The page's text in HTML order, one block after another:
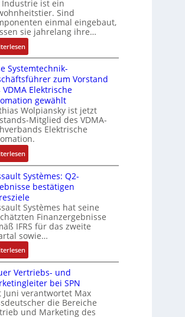
g
r
ä
f
t
e
t
c
h
i
n
e
n
-
u
n
d
A
n
l
a
g
e
n
b
a
u
:
P
o
s
i
t
i
v
s
e
M
u
l
i
t
r
n
-
K
i
t
E
n
c
o
d
e
r
b
e
s
s
e
r
t
e
L
a
s
e
r
r
i
a
n
g
u
l
a
t
i
o
n
Industrie ist ein
Sind
einmal eingebaut,
sie jahrelang ihre…
:
D
a
s
I
T
-
R
ü
c
k
g
r
a
t
d
e
r
F
a
b
r
i
k
Systemtechnik-
zum Vorstand
VDMA Elektrische
gewählt
Wolpiansky ist jetzt
Mitglied des VDMA-
Elektrische
:
R
o
s
e
S
y
s
t
e
m
t
e
c
h
Systèmes: Q2-
bestätigen
Systèmes hat seine
Finanzergebnisse
IFRS für das zweite
sowie…
:
D
a
s
s
a
Vertriebs- und
bei SPN
Juni verantwortet Max
die Bereiche
und Marketing des